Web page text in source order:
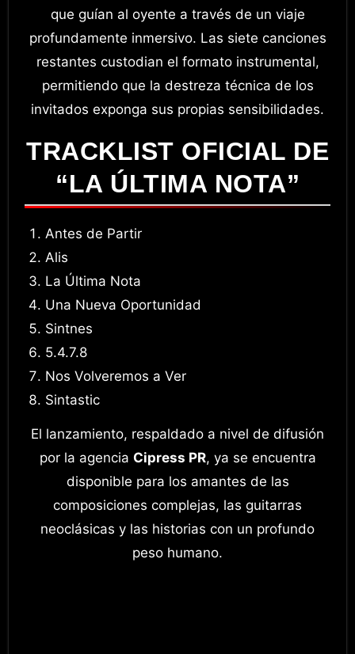
que guían al oyente a través de un viaje
profundamente inmersivo. Las siete canciones
restantes custodian el formato instrumental,
permitiendo que la destreza técnica de los
invitados exponga sus propias sensibilidades.
TRACKLIST OFICIAL DE
“LA ÚLTIMA NOTA”
Antes de Partir
Alis
La Última Nota
Una Nueva Oportunidad
Sintnes
5.4.7.8
Nos Volveremos a Ver
Sintastic
El lanzamiento, respaldado a nivel de difusión
por la agencia Cipress PR, ya se encuentra
disponible para los amantes de las
composiciones complejas, las guitarras
neoclásicas y las historias con un profundo
peso humano.